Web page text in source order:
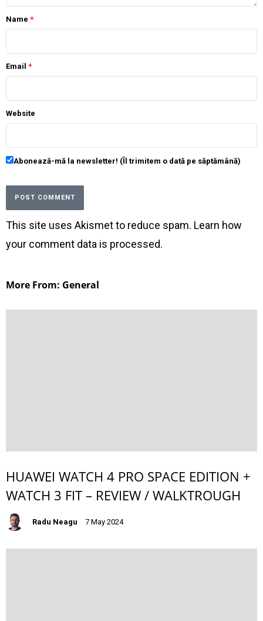
Name *
Email *
Website
Abonează-mă la newsletter! (Îl trimitem o dată pe săptămână)
This site uses Akismet to reduce spam. Learn how
your comment data is processed.
More From: General
HUAWEI WATCH 4 PRO SPACE EDITION +
WATCH 3 FIT – REVIEW / WALKTROUGH
Radu Neagu 7 May 2024